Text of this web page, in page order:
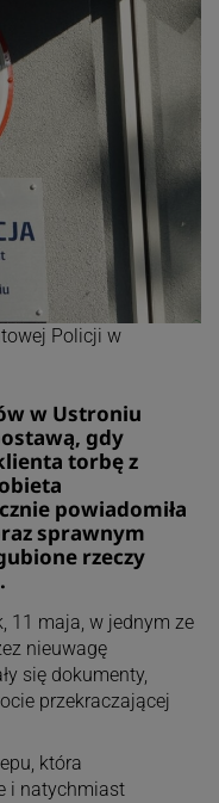
Policji w
w Ustroniu
gdy
torbę z
powiadomiła
sprawnym
rzeczy
11 maja, w jednym ze
nieuwagę
się dokumenty,
przekraczającej
która
i natychmiast